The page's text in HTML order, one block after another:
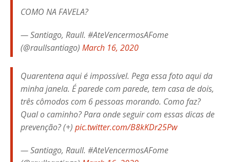
COMO NA FAVELA?
— Santiago, Raull. #AteVencermosAFome
(@raullsantiago) March 16, 2020
Quarentena aqui é impossível. Pega essa foto aqui da
minha janela. É parede com parede, tem casa de dois,
três cômodos com 6 pessoas morando. Como faz?
Qual o caminho? Para onde seguir com essas dicas de
prevenção? (+) pic.twitter.com/B8kKDr25Pw
— Santiago, Raull. #AteVencermosAFome